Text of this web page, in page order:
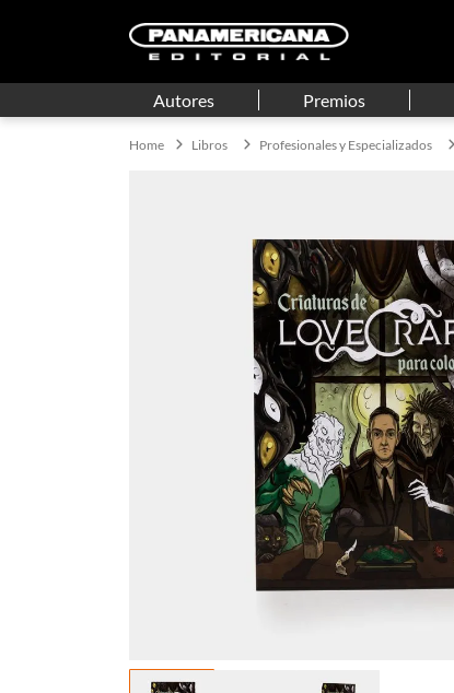
Autores Premios
Libros Profesionales y Especializados